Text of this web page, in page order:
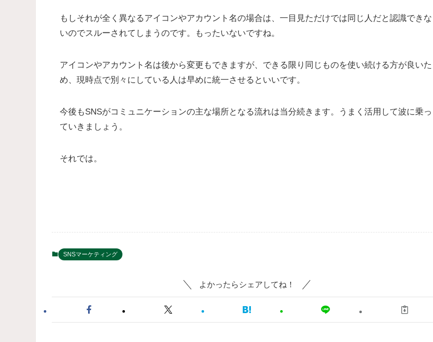
もしそれが全く異なるアイコンやアカウント名の場合は、一目見ただけでは同じ人だと認識できな
いのでスルーされてしまうのです。もったいないですね。
アイコンやアカウント名は後から変更もできますが、できる限り同じものを使い続ける方が良いた
め、現時点で別々にしている人は早めに統一させるといいです。
今後もSNSがコミュニケーションの主な場所となる流れは当分続きます。うまく活用して波に乗っ
ていきましょう。
それでは。
SNSマーケティング
よかったらシェアしてね！